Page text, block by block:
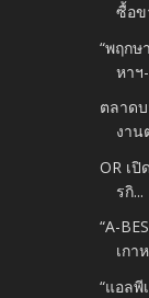
ซื้อข
“พฤก
หาฯ
ตลาด
งาน
OR เ
รกิ...
“A-
เกา
“แอลพี